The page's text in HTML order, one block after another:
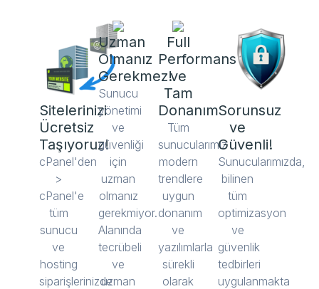
Sitelerinizi
Ücretsiz
Taşıyoruz!
cPanel'den
>
cPanel'e
tüm
sunucu
ve
hosting
siparişlerinizde
Uzman
Olmanız
Gerekmez!
Sunucu
yönetimi
ve
güvenliği
için
uzman
olmanız
gerekmiyor.
Alanında
tecrübeli
ve
uzman
Full
Performans
ve
Tam
Donanım
Tüm
sunucularımız
modern
trendlere
uygun
donanım
ve
yazılımlarla
sürekli
olarak
Sorunsuz
ve
Güvenli!
Sunucularımızda,
bilinen
tüm
optimizasyon
ve
güvenlik
tedbirleri
uygulanmakta